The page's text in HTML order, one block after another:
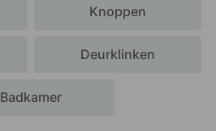
Knoppen
Deurklinken
Badkamer